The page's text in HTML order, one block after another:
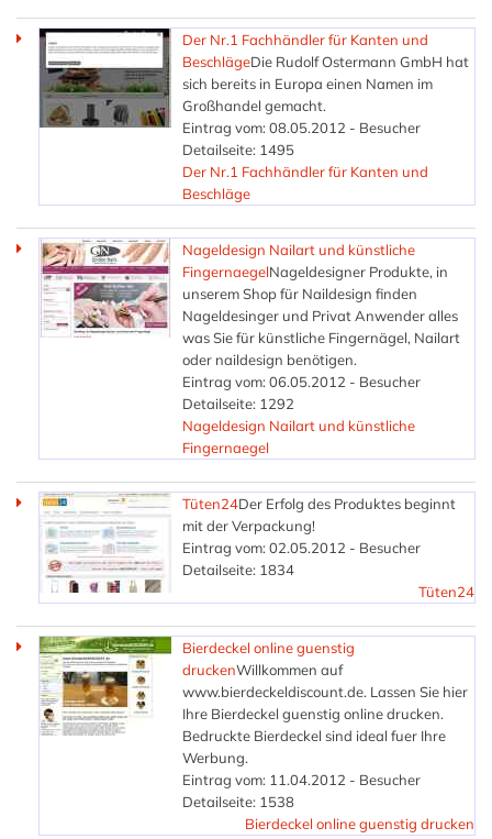
Der Nr.1 Fachhändler für Kanten und
BeschlägeDie Rudolf Ostermann GmbH hat
sich bereits in Europa einen Namen im
Großhandel gemacht.
Eintrag vom: 08.05.2012 - Besucher
Detailseite: 1495
Der Nr.1 Fachhändler für Kanten und
Beschläge
Nageldesign Nailart und künstliche
FingernaegelNageldesigner Produkte, in
unserem Shop für Naildesign finden
Nageldesinger und Privat Anwender alles
was Sie für künstliche Fingernägel, Nailart
oder naildesign benötigen.
Eintrag vom: 06.05.2012 - Besucher
Detailseite: 1292
Nageldesign Nailart und künstliche
Fingernaegel
Tüten24Der Erfolg des Produktes beginnt
mit der Verpackung!
Eintrag vom: 02.05.2012 - Besucher
Detailseite: 1834
Tüten24
Bierdeckel online guenstig
druckenWillkommen auf
www.bierdeckeldiscount.de. Lassen Sie hier
Ihre Bierdeckel guenstig online drucken.
Bedruckte Bierdeckel sind ideal fuer Ihre
Werbung.
Eintrag vom: 11.04.2012 - Besucher
Detailseite: 1538
Bierdeckel online guenstig drucken